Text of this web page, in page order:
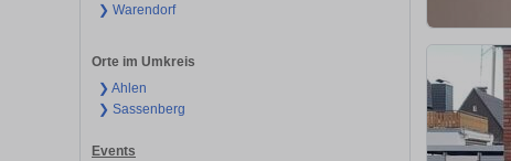
❯ Warendorf
Orte im Umkreis
❯ Ahlen
❯ Sassenberg
Events